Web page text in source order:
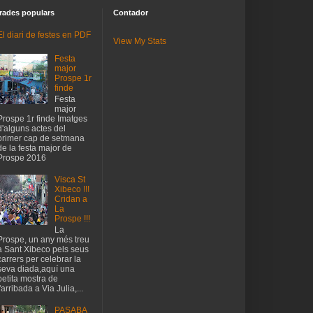
populars
diari de festes en PDF
Festa
major
Prospe 1r
finde
Festa
major
1r finde Imatges
actes del
cap de setmana
la festa major de
2016
Visca St
Xibeco !!!
Cridan a
La
Prospe !!!
La
un any més treu
Sant Xibeco pels seus
per celebrar la
diada,aquí una
mostra de
a Via Julia,...
PASABA
Contador
View My Stats